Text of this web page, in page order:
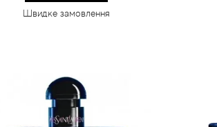
Швидке замовлення